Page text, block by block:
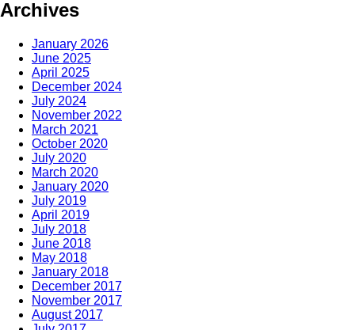
Archives
January 2026
June 2025
April 2025
December 2024
July 2024
November 2022
March 2021
October 2020
July 2020
March 2020
January 2020
July 2019
April 2019
July 2018
June 2018
May 2018
January 2018
December 2017
November 2017
August 2017